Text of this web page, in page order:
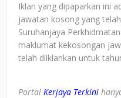
Iklan yang dipaparkan ini
jawatan kosong yang
Suruhanjaya
maklumat kekosongan
telah diiklankan untuk
Portal Kerjaya Terkini